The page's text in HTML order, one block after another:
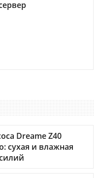
Dreame Z40
сухая и влажная